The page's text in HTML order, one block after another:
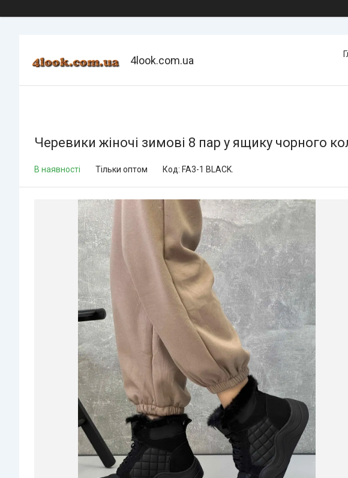
4look.com.ua
Черевики жіночі зимові 8 пар у ящику чорного
В наявності Тільки оптом Код: FA3-1 BLACK.